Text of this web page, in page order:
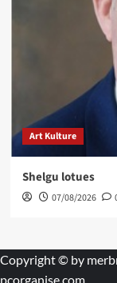
Art Kulture
Shelgu lotues
07/08/2026
Copyright © by
pcorganise.com